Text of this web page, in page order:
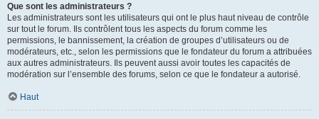
Que sont les administrateurs ?
Les administrateurs sont les utilisateurs qui ont le plus haut niveau de contrôle
sur tout le forum. Ils contrôlent tous les aspects du forum comme les
permissions, le bannissement, la création de groupes d’utilisateurs ou de
modérateurs, etc., selon les permissions que le fondateur du forum a attribuées
aux autres administrateurs. Ils peuvent aussi avoir toutes les capacités de
modération sur l’ensemble des forums, selon ce que le fondateur a autorisé.
Haut